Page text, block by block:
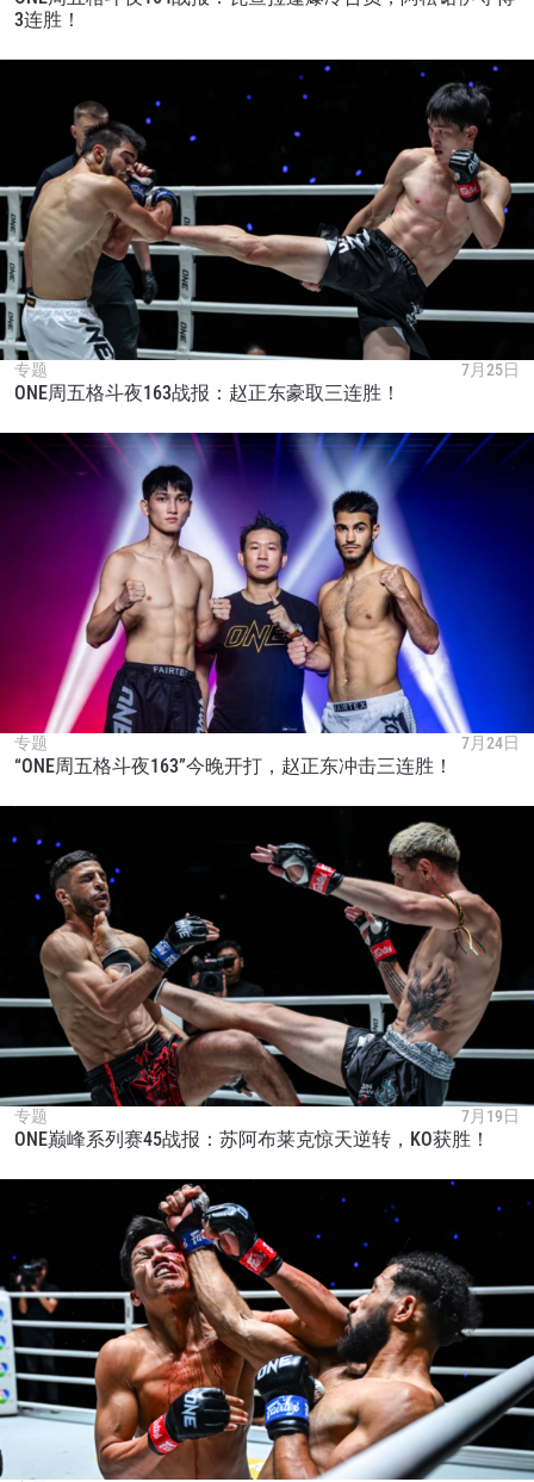
3连胜！
专题 7月25日
ONE周五格斗夜163战报：赵正东豪取三连胜！
专题 7月24日
“ONE周五格斗夜163”今晚开打，赵正东冲击三连胜！
专题 7月19日
ONE巅峰系列赛45战报：苏阿布莱克惊天逆转，KO获胜！